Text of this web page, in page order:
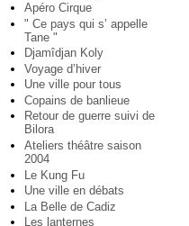
Apéro Cirque
" Ce pays qui s’ appelle
Tane "
Djamîdjan Koly
Voyage d’hiver
Une ville pour tous
Copains de banlieue
Retour de guerre suivi de
Bilora
Ateliers théâtre saison
2004
Le Kung Fu
Une ville en débats
La Belle de Cadiz
Les lanternes